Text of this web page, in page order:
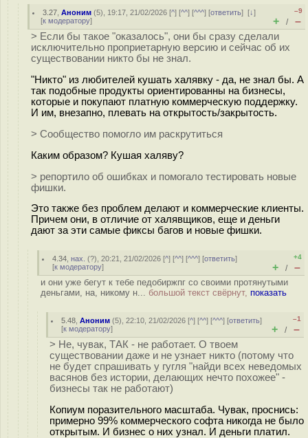
3.27 ,Аноним (5), 19:17, 21/02/2026 [^] [^^] [^^^] [ответить][↓]
[к модератору]
–9
+ / –
> Если бы такое "оказалось", они бы сразу сделали
исключительно проприетарную версию и сейчас об их
существовании никто бы не знал.
"Никто" из любителей кушать халявку - да, не знал бы. А
так подобные продукты ориентированны на бизнесы,
которые и покупают платную коммерческую поддержку.
И им, внезапно, плевать на открытость/закрытость.
> Сообщество помогло им раскрутиться
Каким образом? Кушая халяву?
> репортило об ошибках и помогало тестировать новые
фишки.
Это также без проблем делают и коммерческие клиенты.
Причем они, в отличие от халявщиков, еще и деньги
дают за эти самые фиксы багов и новые фишки.
4.34 ,нах. (?), 20:21, 21/02/2026 [^] [^^] [^^^] [ответить]
[к модератору]
+4
+ / –
и они уже бегут к тебе педобиржпг со своими протянутыми
деньгами, на, никому н... большой текст свёрнут, показать
5.48 ,Аноним (5), 22:10, 21/02/2026 [^] [^^] [^^^] [ответить]
[к модератору]
–1
+ / –
> Не, чувак, ТАК - не работает. О твоем
существовании даже и не узнает никто (потому что
не будет спрашивать у гугля "найди всех неведомых
васянов без истории, делающих нечто похожее" -
бизнесы так не работают)
Копиум поразительного масштаба. Чувак, проснись:
примерно 99% коммерческого софта никогда не было
открытым. И бизнес о них узнал. И деньги платил.